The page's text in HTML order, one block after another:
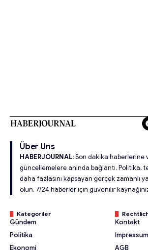
Über Uns
HABERJOURNAL:Son dakika haberlerine
güncellemelere anında bağlantı. Politika,
daha fazlasını kapsayan gerçek zamanlı
olun. 7/24 haberler için güvenilir
Kategoriler
Gündem
Politika
Ekonomi
Kontakt
Impressum
AGB